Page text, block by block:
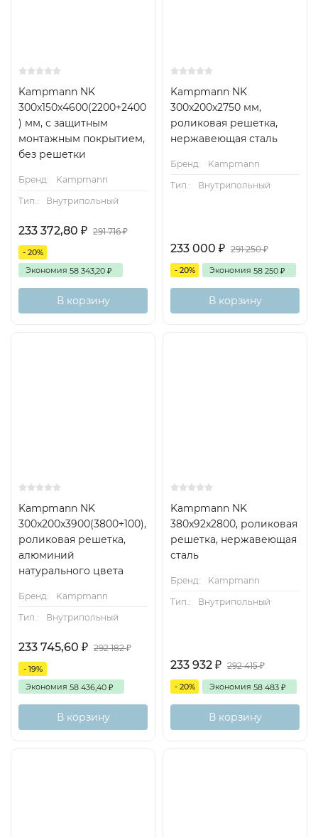
Kampmann NK
300x150x4600(2200+2400
) мм, с защитным
монтажным покрытием,
без решетки
Бренд:
Kampmann
Тип.:
Внутрипольный
233 372,80 ₽ 291 716₽
- 20%
Экономия 58 343,20 ₽
В корзину
Kampmann NK
300x200x2750 мм,
роликовая решетка,
нержавеющая сталь
Бренд:
Kampmann
Тип.:
Внутрипольный
233 000 ₽ 291 250₽
- 20% Экономия 58 250 ₽
В корзину
Kampmann NK
300x200x3900(3800+100),
роликовая решетка,
алюминий
натурального цвета
Бренд:
Kampmann
Тип.:
Внутрипольный
233 745,60 ₽ 292 182₽
- 19%
Экономия 58 436,40 ₽
В корзину
Kampmann NK
380x92x2800, роликовая
решетка, нержавеющая
сталь
Бренд:
Kampmann
Тип.:
Внутрипольный
233 932 ₽ 292 415₽
- 20% Экономия 58 483 ₽
В корзину